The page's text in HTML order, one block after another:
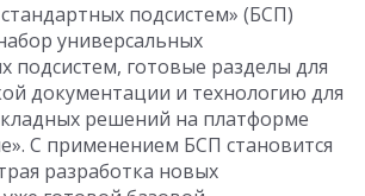
подсистем» (БСП)
универсальных
подсистем, готовые разделы для
документации и технологию для
решений на платформе
С применением БСП становится
разработка новых